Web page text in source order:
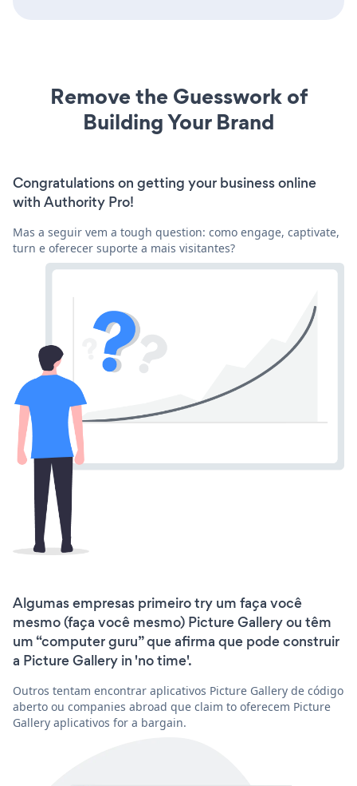
Remove the Guesswork of
Building Your Brand
Congratulations on getting your business online
with Authority Pro!
Mas a seguir vem a tough question: como engage, captivate,
turn e oferecer suporte a mais visitantes?
Algumas empresas primeiro try um faça você
mesmo (faça você mesmo) Picture Gallery ou têm
um “computer guru” que afirma que pode construir
a Picture Gallery in 'no time'.
Outros tentam encontrar aplicativos Picture Gallery de código
aberto ou companies abroad que claim to oferecem Picture
Gallery aplicativos for a bargain.